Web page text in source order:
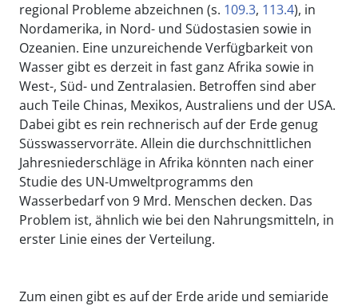
regional Probleme abzeichnen (s. 109.3, 113.4), in
Nordamerika, in Nord- und Südostasien sowie in
Ozeanien. Eine unzureichende Verfügbarkeit von
Wasser gibt es derzeit in fast ganz Afrika sowie in
West-, Süd- und Zentralasien. Betroffen sind aber
auch Teile Chinas, Mexikos, Australiens und der USA.
Dabei gibt es rein rechnerisch auf der Erde genug
Süsswasservorräte. Allein die durchschnittlichen
Jahresniederschläge in Afrika könnten nach einer
Studie des UN-Umweltprogramms den
Wasserbedarf von 9 Mrd. Menschen decken. Das
Problem ist, ähnlich wie bei den Nahrungsmitteln, in
erster Linie eines der Verteilung.
Zum einen gibt es auf der Erde aride und semiaride